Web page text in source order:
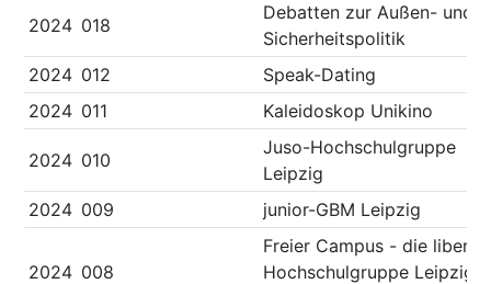
2024 018
Debatten zur Außen- und
Sicherheitspolitik
2024 012
Speak-Dating
2024 011 Kaleidoskop Unikino
2024 010
Juso-Hochschulgruppe
Leipzig
2024 009 junior-GBM Leipzig
2024 008
Freier Campus - die
Hochschulgruppe Leipzig -